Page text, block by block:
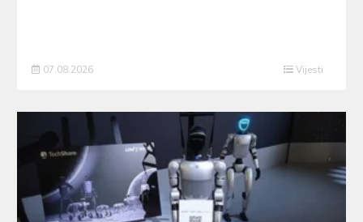
07.08.2026 Vijesti